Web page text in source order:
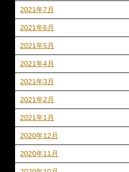
2021年7月
2021年6月
2021年5月
2021年4月
2021年3月
2021年2月
2021年1月
2020年12月
2020年11月